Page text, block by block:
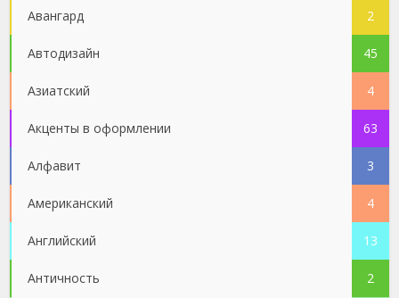
Авангард 2
Автодизайн 45
Азиатский 4
Акценты в оформлении 63
Алфавит 3
Американский 4
Английский 13
Античность 2